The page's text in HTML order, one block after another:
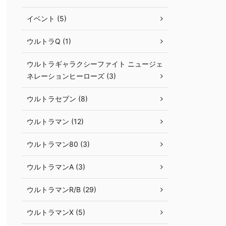
イベント (5)
ウルトラQ (1)
ウルトラギャラクシーファイト ニュージェ
ネレーションヒーローズ (3)
ウルトラセブン (8)
ウルトラマン (12)
ウルトラマン80 (3)
ウルトラマンA (3)
ウルトラマンR/B (29)
ウルトラマンX (5)